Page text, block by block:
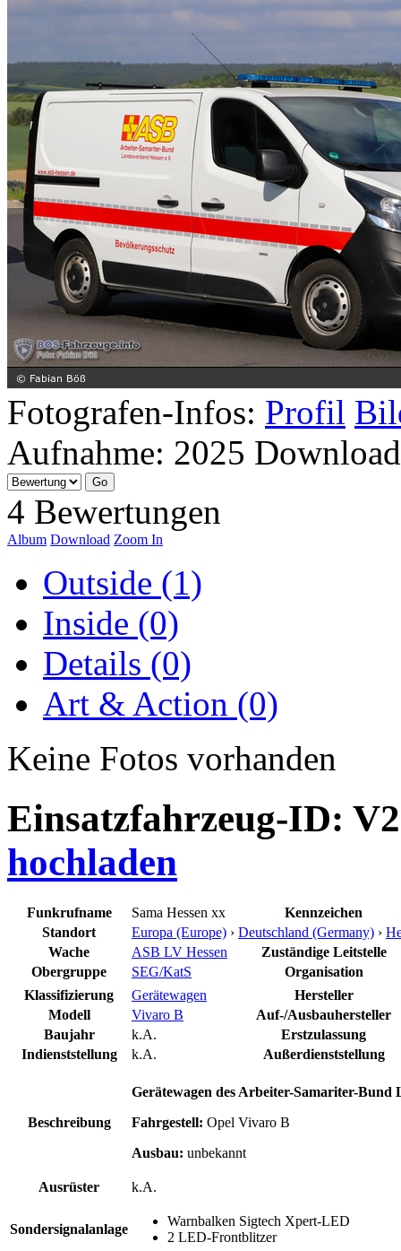
Fotografen-Infos: Profil
Aufnahme: 2025
4 Bewertungen
Album Download Zoom In
Outside (1)
Inside (0)
Details (0)
Art & Action (0)
Keine Fotos vorhanden
Einsatzfahrzeug-ID:
hochladen
Funkrufname Sama Hessen xx
Kennzeichen
Standort
Europa (Europe) › Deutschland (Germany) ›
Wache
ASB LV Hessen
Zuständige Leitstelle
Obergruppe
SEG/KatS
Organisation
Klassifizierung
Gerätewagen
Hersteller
Modell
Vivaro B
Auf-/Ausbauhersteller
Baujahr
k.A.
Erstzulassung
Indienststellung
k.A. Außerdienststellung
Beschreibung
Gerätewagen des Arbeiter-Samariter-Bund
Fahrgestell: Opel Vivaro B
Ausbau: unbekannt
Ausrüster k.A.
Sondersignalanlage
Warnbalken Sigtech Xpert-LED
2 LED-Frontblitzer